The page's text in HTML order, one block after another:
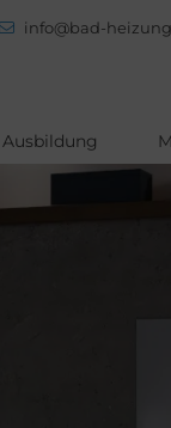
info@bad-
Ausbildung